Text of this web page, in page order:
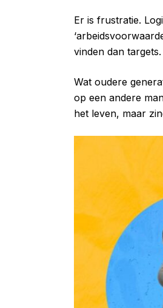
Er is frustratie.
vinden dan
Wat oudere
op een andere
het leven, maar